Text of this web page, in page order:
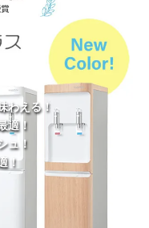
わえる！
適！
ュ！
！